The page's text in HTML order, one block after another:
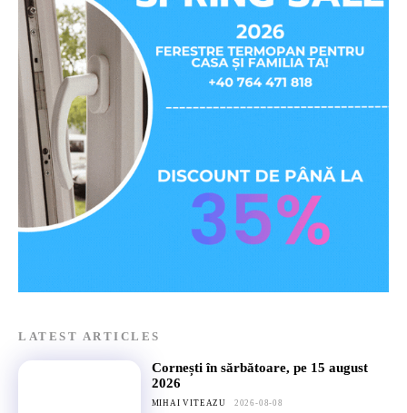
LATEST ARTICLES
Cornești în sărbătoare, pe 15 august
2026
MIHAI VITEAZU 2026-08-08